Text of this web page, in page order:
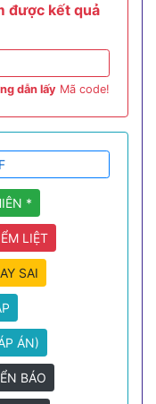
được kết quả
dẫn lấy Mã code!
*
LIỆT
SAI
ÁN)
BÁO